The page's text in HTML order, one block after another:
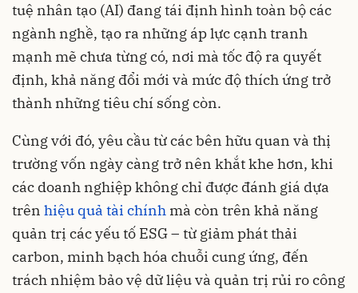
tuệ nhân tạo (AI) đang tái định hình toàn bộ các
ngành nghề, tạo ra những áp lực cạnh tranh
mạnh mẽ chưa từng có, nơi mà tốc độ ra quyết
định, khả năng đổi mới và mức độ thích ứng trở
thành những tiêu chí sống còn.
Cùng với đó, yêu cầu từ các bên hữu quan và thị
trường vốn ngày càng trở nên khắt khe hơn, khi
các doanh nghiệp không chỉ được đánh giá dựa
trên hiệu quả tài chính mà còn trên khả năng
quản trị các yếu tố ESG – từ giảm phát thải
carbon, minh bạch hóa chuỗi cung ứng, đến
trách nhiệm bảo vệ dữ liệu và quản trị rủi ro công